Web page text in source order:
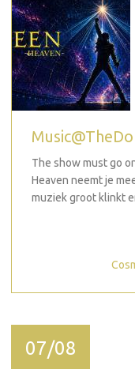
The show must go
Heaven neemt je
muziek groot klinkt
07/08